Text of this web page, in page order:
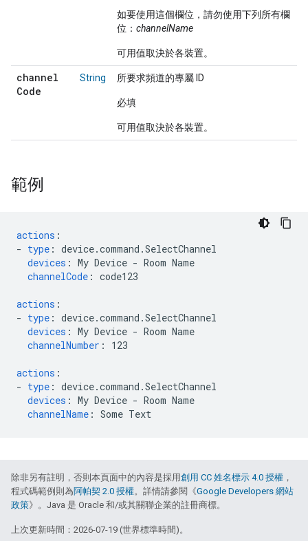
如要使用這個欄位，請勿使用下列所有欄
位： channelName
可用值取決於各裝置。
channel
Code
String 所要求頻道的專屬 ID
必填
可用值取決於各裝置。
範例
actions :
- type : device.command.SelectChannel
devices : My Device - Room Name
channelCode : code123
actions :
- type : device.command.SelectChannel
devices : My Device - Room Name
channelNumber : 123
actions :
- type : device.command.SelectChannel
devices : My Device - Room Name
channelName : Some Text
除非另有註明，否則本頁面中的內容是採用創用 CC 姓名標示 4.0 授權 ，
程式碼範例則為阿帕契 2.0 授權。詳情請參閱《Google Developers 網站
政策》。Java 是 Oracle 和/或其關聯企業的註冊商標。
上次更新時間：2026-07-19 (世界標準時間)。